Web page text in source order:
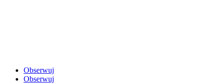
Obserwuj
Obserwuj